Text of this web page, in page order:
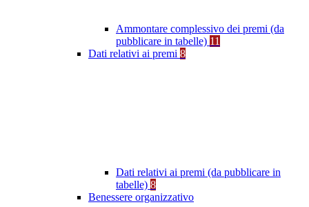
Ammontare complessivo dei premi (da
pubblicare in tabelle) 11
Dati relativi ai premi 8
Dati relativi ai premi (da pubblicare in
tabelle) 8
Benessere organizzativo